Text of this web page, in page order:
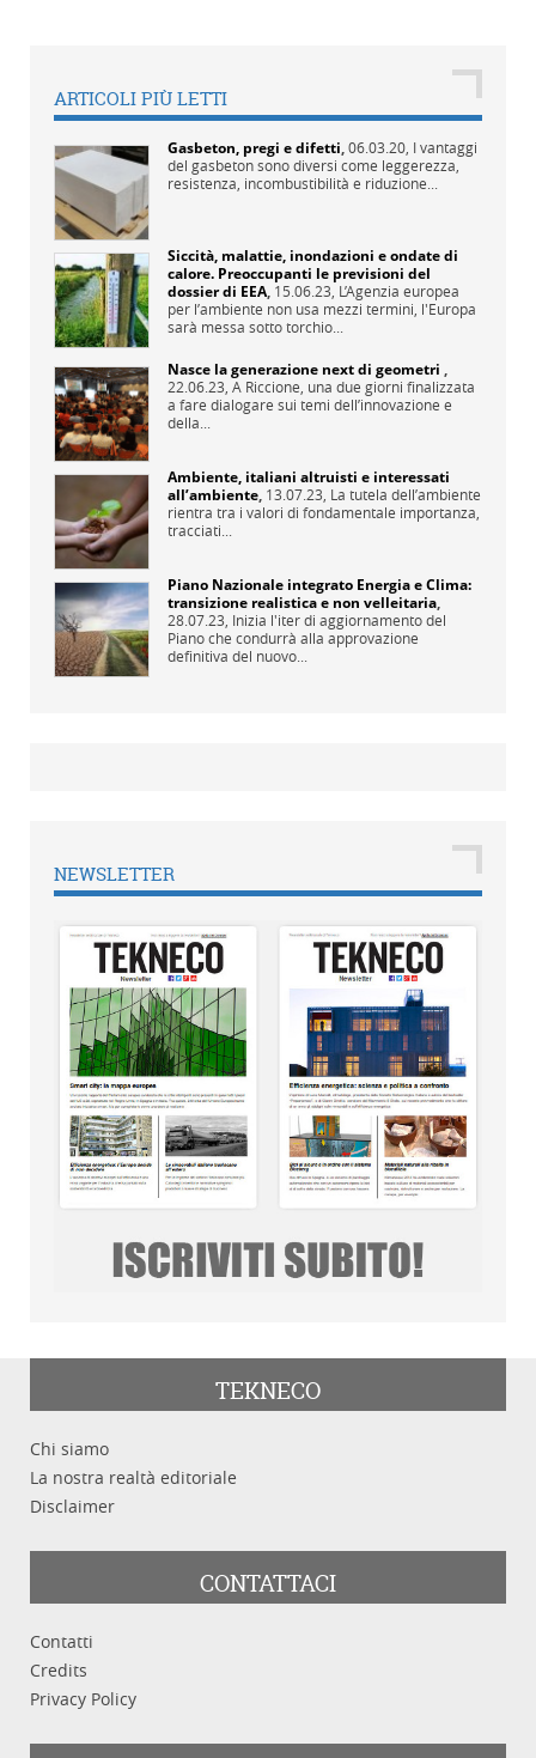
ARTICOLI PIÙ LETTI
Gasbeton, pregi e difetti,06.03.20, I vantaggi
del gasbeton sono diversi come leggerezza,
resistenza, incombustibilità e riduzione...
Siccità, malattie, inondazioni e ondate di
calore. Preoccupanti le previsioni del
dossier di EEA, 15.06.23, L’Agenzia europea
per l’ambiente non usa mezzi termini, l'Europa
sarà messa sotto torchio...
Nasce la generazione next di geometri ,
22.06.23, A Riccione, una due giorni finalizzata
a fare dialogare sui temi dell’innovazione e
della...
Ambiente, italiani altruisti e interessati
all’ambiente, 13.07.23, La tutela dell’ambiente
rientra tra i valori di fondamentale importanza,
tracciati...
Piano Nazionale integrato Energia e Clima:
transizione realistica e non velleitaria,
28.07.23, Inizia l'iter di aggiornamento del
Piano che condurrà alla approvazione
definitiva del nuovo...
NEWSLETTER
TEKNECO
Chi siamo
La nostra realtà editoriale
Disclaimer
CONTATTACI
Contatti
Credits
Privacy Policy